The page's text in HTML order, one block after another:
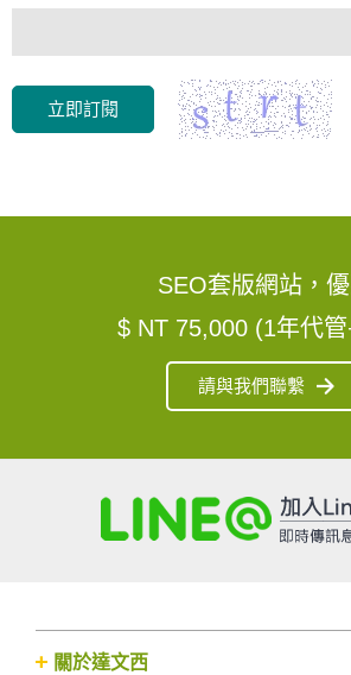
立即訂閱
SEO套版網站，
$ NT 75,000 (1年代
請與我們聯繫
關於達文西